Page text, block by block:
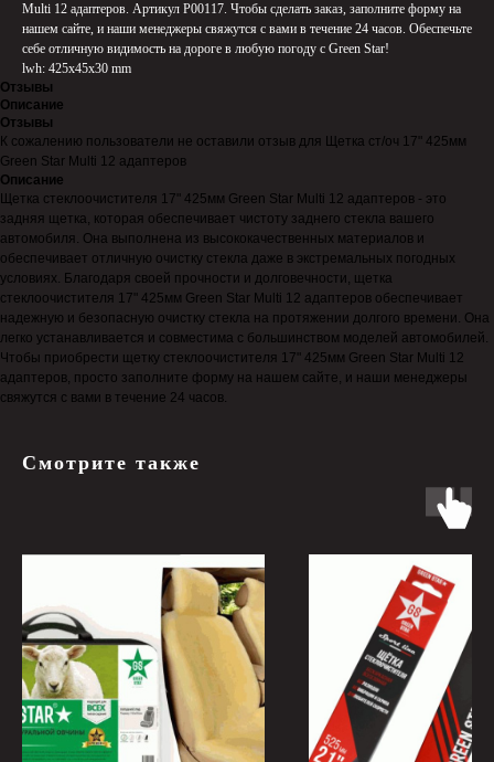
Multi 12 адаптеров. Артикул P00117. Чтобы сделать заказ, заполните форму на
нашем сайте, и наши менеджеры свяжутся с вами в течение 24 часов. Обеспечьте
себе отличную видимость на дороге в любую погоду с Green Star!
lwh: 425x45x30 mm
Отзывы
Описание
Отзывы
К сожалению пользователи не оставили отзыв для Щетка ст/оч 17" 425мм
Green Star Multi 12 адаптеров
Описание
Щетка стеклоочистителя 17" 425мм Green Star Multi 12 адаптеров - это
задняя щетка, которая обеспечивает чистоту заднего стекла вашего
автомобиля. Она выполнена из высококачественных материалов и
обеспечивает отличную очистку стекла даже в экстремальных погодных
условиях. Благодаря своей прочности и долговечности, щетка
стеклоочистителя 17" 425мм Green Star Multi 12 адаптеров обеспечивает
надежную и безопасную очистку стекла на протяжении долгого времени. Она
легко устанавливается и совместима с большинством моделей автомобилей.
Чтобы приобрести щетку стеклоочистителя 17" 425мм Green Star Multi 12
адаптеров, просто заполните форму на нашем сайте, и наши менеджеры
свяжутся с вами в течение 24 часов.
Смотрите также